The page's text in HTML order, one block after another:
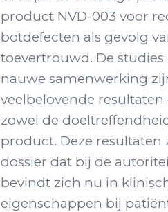
product NVD-003 voor
botdefecten als gevolg
toevertrouwd. De
nauwe samenwerking
veelbelovende
zowel de
product. Deze
dossier dat bij de
bevindt zich nu in
eigenschappen bij